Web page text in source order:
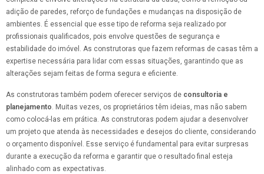
adição de paredes, reforço de fundações e mudanças na disposição de
ambientes. É essencial que esse tipo de reforma seja realizado por
profissionais qualificados, pois envolve questões de segurança e
estabilidade do imóvel. As construtoras que fazem reformas de casas têm a
expertise necessária para lidar com essas situações, garantindo que as
alterações sejam feitas de forma segura e eficiente.
As construtoras também podem oferecer serviços de consultoria e
planejamento. Muitas vezes, os proprietários têm ideias, mas não sabem
como colocá-las em prática. As construtoras podem ajudar a desenvolver
um projeto que atenda às necessidades e desejos do cliente, considerando
o orçamento disponível. Esse serviço é fundamental para evitar surpresas
durante a execução da reforma e garantir que o resultado final esteja
alinhado com as expectativas.